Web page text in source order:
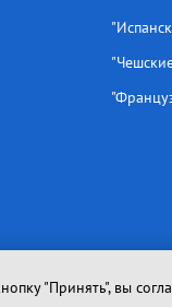
"Принять", вы